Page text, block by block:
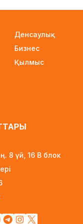
SpaceX
грант
қайда
Денсаулық
Бизнес
Қылмыс
8 үй, 16 B блок